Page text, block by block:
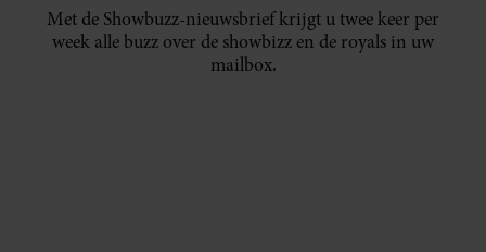
Met de Showbuzz-nieuwsbrief krijgt u twee keer per
week alle buzz over de showbizz en de royals in uw
mailbox.